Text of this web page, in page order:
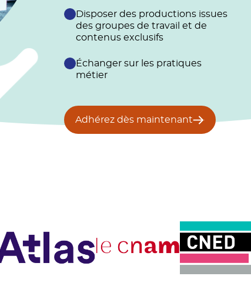
Disposer des productions issues
des groupes de travail et de
contenus exclusifs
Échanger sur les pratiques
métier
Adhérez dès maintenant